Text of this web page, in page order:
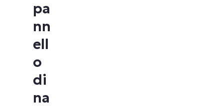
pa
nn
ell
o
di
na